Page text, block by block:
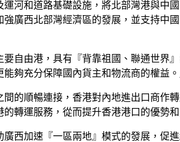
河和道路基礎設施，將北部灣港與中
廣西北部灣經濟區的發展，並支持中
自由港，具有『背靠祖國、聯通世界
夠充分保障國內貨主和物流商的權益。
的順暢連接，香港對內地進出口商作
轉運服務，從而提升香港港口的優勢和
西加速『一區兩地』模式的發展，促